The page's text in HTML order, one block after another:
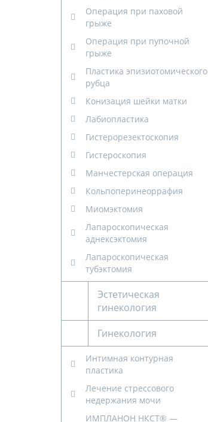
Операция при паховой
грыже
Операция при пупочной
грыже
Пластика эпизиотомического
рубца
Конизация шейки матки
Лабиопластика
Гистерорезектоскопия
Гистероскопия
Манчестерская операция
Кольпоперинеоррафия
Миомэктомия
Лапароскопическая
аднексэктомия
Лапароскопическая
тубэктомия
Эстетическая
гинекология
Гинекология
Интимная контурная
пластика
Лечение стрессового
недержания мочи
ИМПЛАНОН НКСТ® —